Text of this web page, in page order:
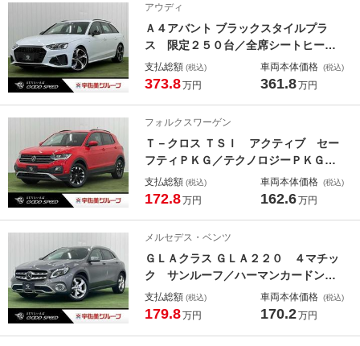
アウディ
Ａ４アバント ブラックスタイルプラ
ス 限定２５０台／全席シートヒータ
ー／全周囲カメラ／ＡｐｐｌｅＣａｒ
Ｐｌａｙ／ワイヤレス充電／純正１９
ーダー／電動リアゲート
支払総額 (税込)
373.8万円
車両本体価格 (税込)
361.8万円
フォルクスワーゲン
Ｔ－クロス ＴＳＩ アクティブ セー
フティＰＫＧ／テクノロジーＰＫＧ／
ＤｉｓｃｏｖｅｒＭｅｄｉａＰＫＧ／
レーダークルーズ／ブラインドスポッ
／ドライブレコーダー
支払総額 (税込)
172.8万円
車両本体価格 (税込)
162.6万円
メルセデス・ベンツ
ＧＬＡクラス ＧＬＡ２２０ ４マチッ
ク サンルーフ／ハーマンカードン／
プレミアムＰＫＧ／レーダーセーフテ
ィＰＫＧ／ブラインドスポット／フル
支払総額 (税込)
179.8万円
車両本体価格 (税込)
170.2万円